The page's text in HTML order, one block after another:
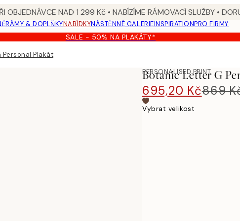
OBJEDNÁVCE NAD 1 299 Kč • NABÍZÍME RÁMOVACÍ SLUŽBY •
RÁMY & DOPLŇKYNABÍDKYNÁSTĚNNÉ GALERIEINSPIRATIONPRO FIRMY
SALE - 50% NA PLAKÁTY*
Plakát
PERSONALISED PRINT
Botanic Letter G
695,20 Kč869
Vybrat velikost